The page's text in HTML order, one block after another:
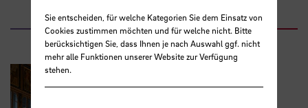
Sie entscheiden, für welche Kategorien Sie dem Einsatz von
Cookies zustimmen möchten und für welche nicht. Bitte
berücksichtigen Sie, dass Ihnen je nach Auswahl ggf. nicht
mehr alle Funktionen unserer Website zur Verfügung
stehen.